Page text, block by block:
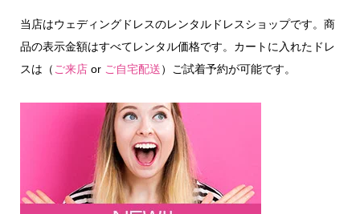
当店はウェディングドレスのレンタルドレスショップです。商
品の表示金額はすべてレンタル価格です。カートに入れたドレ
スは（ご来店or ご自宅配送）ご試着予約が可能です。